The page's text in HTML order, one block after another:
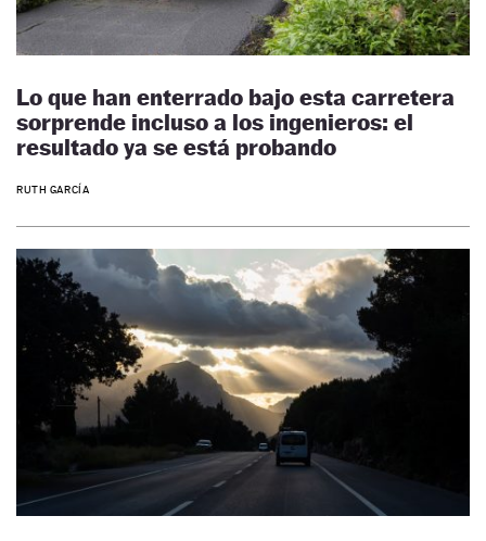
Lo que han enterrado bajo esta carretera
sorprende incluso a los ingenieros: el
resultado ya se está probando
RUTH GARCÍA